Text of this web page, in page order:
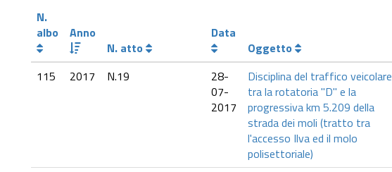
N.
albo
Anno
N. atto
Data
Oggetto
115 2017 N.19
28-
07-
2017
Disciplina del traffico veicolare
tra la rotatoria "D" e la
progressiva km 5.209 della
strada dei moli (tratto tra
l'accesso Ilva ed il molo
polisettoriale)